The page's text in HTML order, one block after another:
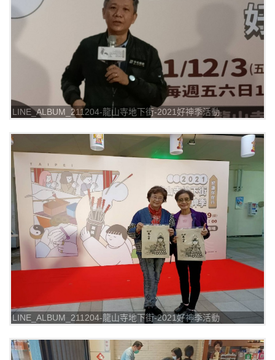
LINE_ALBUM_211204-龍山寺地下街-2021好神季活動
LINE_ALBUM_211204-龍山寺地下街-2021好神季活動